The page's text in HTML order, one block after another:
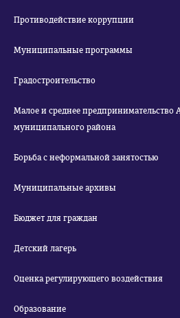
Противодействие коррупции
Муниципальные программы
Градостроительство
Малое и среднее предпринимательство
муниципального района
Борьба с неформальной занятостью
Муниципальные архивы
Бюджет для граждан
Детский лагерь
Оценка регулирующего воздействия
Образование